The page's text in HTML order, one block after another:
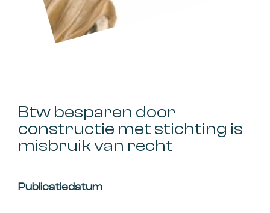
Btw besparen door
constructie met stichting is
misbruik van recht
Publicatiedatum